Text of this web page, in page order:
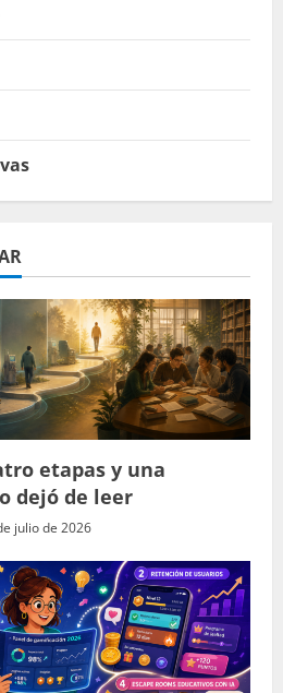
etapas y una
dejó de leer
julio de 2026